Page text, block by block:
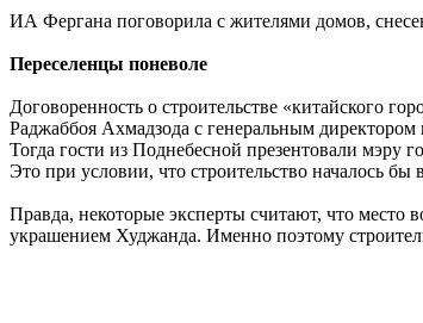
ИА Фергана поговорила с жителями домов,
Переселенцы поневоле
Договоренность о строительстве «китайского
Раджаббоя Ахмадзода с генеральным
Тогда гости из Поднебесной презентовали мэру
Это при условии, что строительство началось
Правда, некоторые эксперты считают, что место
украшением Худжанда. Именно поэтому